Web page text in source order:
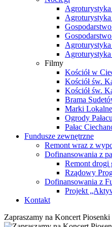
Filmy
Kościół w
Kościół św.
Kościół św.
Brama
Marki
Ogrody
Pałac
Fundusze zewnętrzne
Remont wraz z
Dofinansowania z
Remont drogi
Rządowy
Dofinansowania z
Projekt
Kontakt
Zapraszamy na Koncert Piosenki